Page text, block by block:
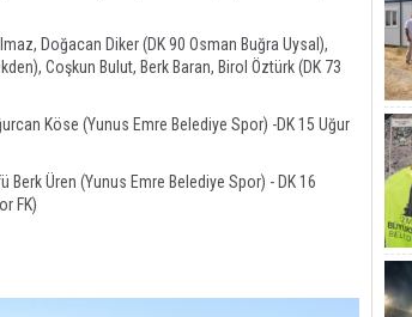
Doğacan Diker (DK 90 Osman Buğra Uysal),
Coşkun Bulut, Berk Baran, Birol Öztürk (DK 73
Köse (Yunus Emre Belediye Spor) -DK 15 Uğur
Berk Üren (Yunus Emre Belediye Spor) - DK 16
FK)